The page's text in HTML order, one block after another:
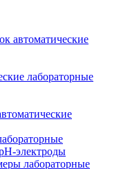
автоматические
лабораторные
электроды
лабораторные